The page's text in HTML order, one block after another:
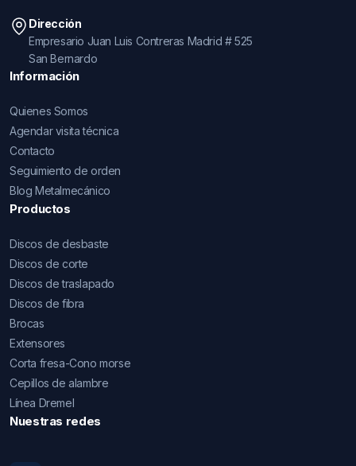
Dirección
Empresario Juan Luis Contreras Madrid # 525
San Bernardo
Información
Quienes Somos
Agendar visita técnica
Contacto
Seguimiento de orden
Blog Metalmecánico
Productos
Discos de desbaste
Discos de corte
Discos de traslapado
Discos de fibra
Brocas
Extensores
Corta fresa-Cono morse
Cepillos de alambre
Línea Dremel
Nuestras redes